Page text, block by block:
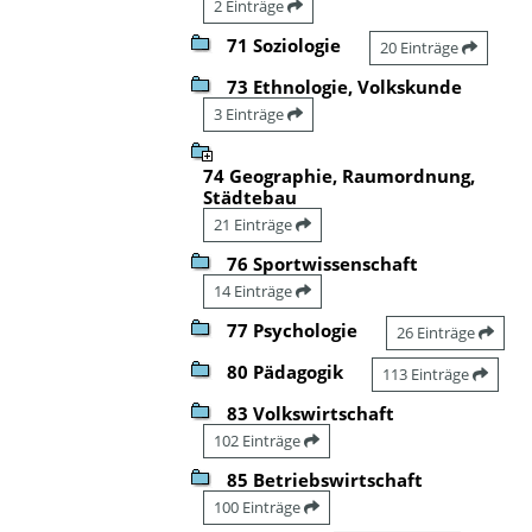
2 Einträge
71 Soziologie 20 Einträge
73 Ethnologie, Volkskunde
3 Einträge
74 Geographie, Raumordnung,
Städtebau
21 Einträge
76 Sportwissenschaft
14 Einträge
77 Psychologie 26 Einträge
80 Pädagogik 113 Einträge
83 Volkswirtschaft
102 Einträge
85 Betriebswirtschaft
100 Einträge